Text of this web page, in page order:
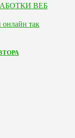
ВЕБ
так